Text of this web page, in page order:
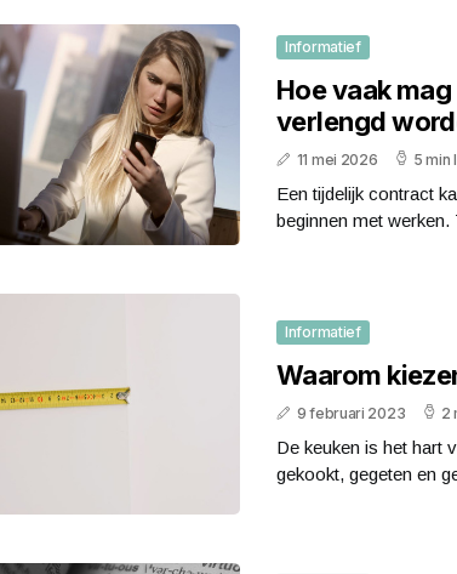
Informatief
Hoe vaak
verlengd
11 mei 2026 5 min
Een tijdelijk contract
beginnen met werken.
Informatief
Waarom
9 februari 2023 2
De keuken is het hart
gekookt, gegeten en